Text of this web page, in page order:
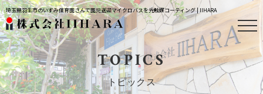
埼玉県羽生市のいずみ保育園さんで園児送迎マイクロバスを光触媒コーティング | IIHARA
TOPICS
トピックス